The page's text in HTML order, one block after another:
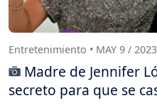
Entretenimiento • MAY 9 / 2023
Madre de Jennifer
secreto para que se